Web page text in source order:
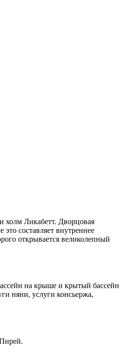
холм Ликабетт. Дворцовая
составляет внутреннее
открывается великолепный
на крыше и крытый бассейн
няни, услуги консьержа,